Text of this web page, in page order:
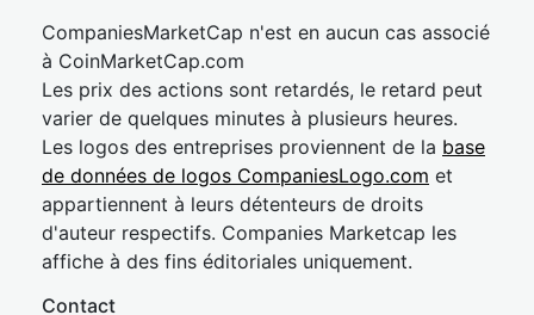
CompaniesMarketCap n'est en aucun cas associé
à CoinMarketCap.com
Les prix des actions sont retardés, le retard peut
varier de quelques minutes à plusieurs heures.
Les logos des entreprises proviennent de la base
de données de logos CompaniesLogo.com et
appartiennent à leurs détenteurs de droits
d'auteur respectifs. Companies Marketcap les
affiche à des fins éditoriales uniquement.
Contact